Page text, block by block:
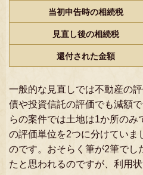
当初申告時の相続税
見直し後の相続税
還付された金額
一般的な見直しでは不動産の
債や投資信託の評価でも減額
らの案件では土地は1か所の
の評価単位を2つに分けていま
のです。おそらく筆が2筆でし
たと思われるのですが、利用